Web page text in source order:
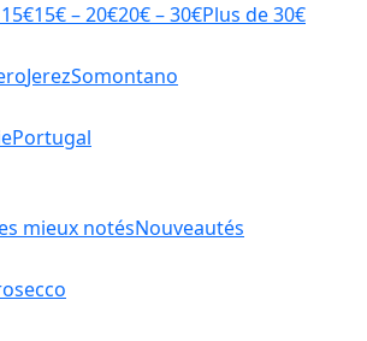
15€ – 20€20€ – 30€Plus de 30€
JerezSomontano
Portugal
mieux notésNouveautés